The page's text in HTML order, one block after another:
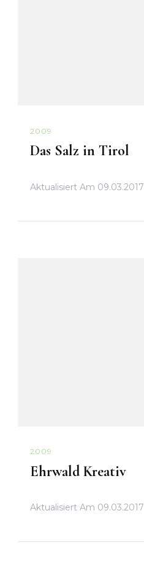
2009
Das Salz in Tirol
Aktualisiert Am 09.03.2017
2009
Ehrwald Kreativ
Aktualisiert Am 09.03.2017